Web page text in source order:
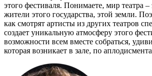
этого фестиваля. Понимаете, мир театра
жители этого государства, этой земли.
как смотрят артисты из других театров
создает уникальную атмосферу этого
возможности всем вместе собраться,
которая возникает в зале, по